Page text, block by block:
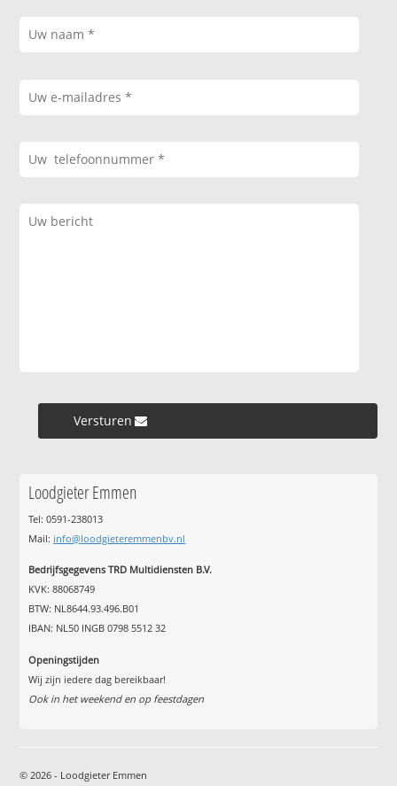
Versturen »
Loodgieter Emmen
Tel: 0591-238013
Mail: info@loodgieteremmenbv.nl
Bedrijfsgegevens TRD Multidiensten B.V.
KVK: 88068749
BTW: NL8644.93.496.B01
IBAN: NL50 INGB 0798 5512 32
Openingstijden
Wij zijn iedere dag bereikbaar!
Ook in het weekend en op feestdagen
© 2026 - Loodgieter Emmen